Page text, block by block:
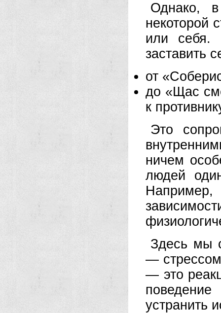
Однако,
некоторой
или себя.
заставить
от
до «Щас
к
Это
ничем
людей
Например,
Здесь мы
—
— это
устранить